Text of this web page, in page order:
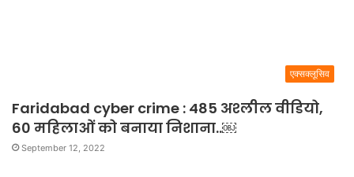
एक्सक्लूसिव
Faridabad cyber crime : 485 अश्लील वीडियो,
60 महिलाओं को बनाया निशाना..￼
September 12, 2022